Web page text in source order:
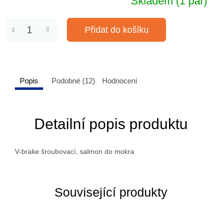
Přidat do košíku
Související produkty
Popis Podobné (12) Hodnocení
Detailní popis produktu
V-brake šroubovací, salmon do mokra